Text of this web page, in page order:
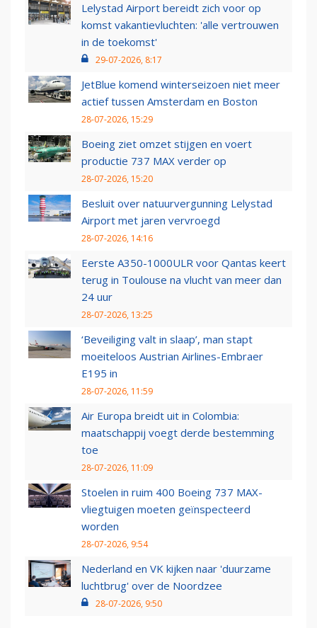
Lelystad Airport bereidt zich voor op
komst vakantievluchten: 'alle vertrouwen
in de toekomst'
29-07-2026, 8:17
JetBlue komend winterseizoen niet meer
actief tussen Amsterdam en Boston
28-07-2026, 15:29
Boeing ziet omzet stijgen en voert
productie 737 MAX verder op
28-07-2026, 15:20
Besluit over natuurvergunning Lelystad
Airport met jaren vervroegd
28-07-2026, 14:16
Eerste A350-1000ULR voor Qantas keert
terug in Toulouse na vlucht van meer dan
24 uur
28-07-2026, 13:25
‘Beveiliging valt in slaap’, man stapt
moeiteloos Austrian Airlines-Embraer
E195 in
28-07-2026, 11:59
Air Europa breidt uit in Colombia:
maatschappij voegt derde bestemming
toe
28-07-2026, 11:09
Stoelen in ruim 400 Boeing 737 MAX-
vliegtuigen moeten geïnspecteerd
worden
28-07-2026, 9:54
Nederland en VK kijken naar 'duurzame
luchtbrug' over de Noordzee
28-07-2026, 9:50